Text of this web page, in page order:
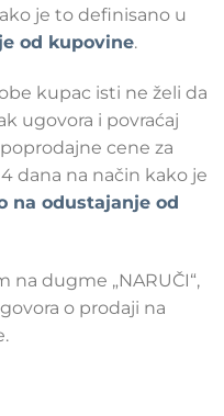
je to definisano u
od kupovine.
kupac isti ne želi da
ugovora i povraćaj
cene za
dana na način kako je
na odustajanje od
dugme „NARUČI“,
o prodaji na